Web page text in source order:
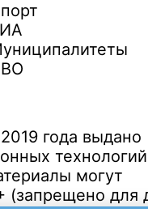
года выдано
могут
(запрещено для